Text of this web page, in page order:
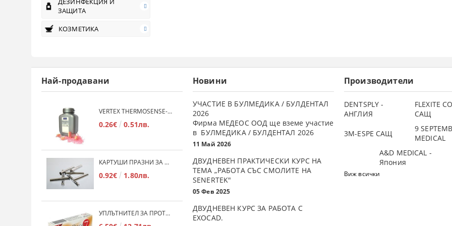
ЗАЩИТА
КОЗМЕТИКА
Най-продавани
VERTEX THERMOSENSE- ГРАНУЛАТ ЗА МЕКИ ПРОТЕЗИ
0.26€ 0.51лв.
КАРТУШИ ПРАЗНИ ЗА МЕКА ПЛАСТМАСА
0.92€ 1.80лв.
УПЛЪТНИТЕЛ ЗА ПРОТЕЗИ DINABASE 7
Новини
УЧАСТИЕ В БУЛМЕДИКА / БУЛДЕНТАЛ
2026
Фирма МЕДЕОС ООД ще вземе участие
в БУЛМЕДИКА / БУЛДЕНТАЛ 2026
11 Май 2026
ДВУДНЕВЕН ПРАКТИЧЕСКИ КУРС НА
ТЕМА „РАБОТА СЪС СМОЛИТЕ НА
SENERTEK"
05 Фев 2025
ДВУДНЕВЕН КУРС ЗА РАБОТА С
ЕXOCAD.
Производители
DENTSPLY -
АНГЛИЯ
FLEXITE
САЩ
3М-ESPE САЩ
9
MEDICAL
A&D MEDICAL -
Япония
Виж всички